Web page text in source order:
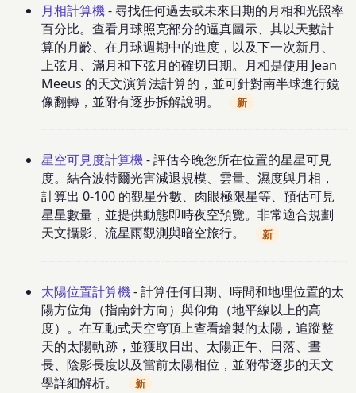
月相計算機- 尋找任何過去或未來日期的月相和光照率
百分比。查看月球照亮部分的逼真圖示、其以天數計
算的月齡、在月球週期中的進度，以及下一次新月、
上弦月、滿月和下弦月的確切日期。月相是使用 Jean
Meeus 的天文演算法計算的，並可針對南半球進行鏡
像翻轉，並附有逐步拆解說明。
新
星空可見度計算機- 評估今晚您所在位置的星星可見
度。結合波特爾光害減退規模、雲量、濕度與月相，
計算出 0-100 的觀星分數、肉眼極限星等、預估可見
星星數量，並提供動態即時夜空預覽。非常適合規劃
天文攝影、流星雨觀測與暗空旅行。
新
太陽位置計算機- 計算任何日期、時間和地理位置的太
陽方位角（指南針方向）與仰角（地平線以上的高
度）。在互動式天空穹頂上查看繪製的太陽，追蹤整
天的太陽軌跡，並獲取日出、太陽正午、日落、晝
長、陰影長度以及當前太陽相位，並附帶逐步的天文
學詳細解析。
新